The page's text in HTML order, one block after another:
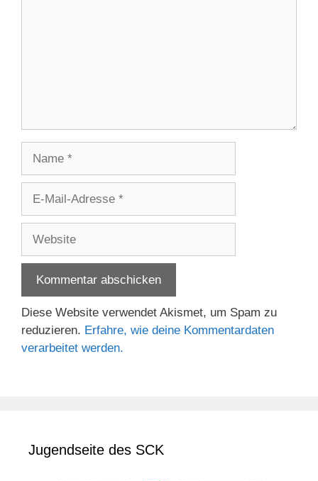
Adresse
Diese Website verwendet Akismet, um Spam zu
reduzieren. Erfahre, wie deine Kommentardaten
verarbeitet werden.
Jugendseite des SCK